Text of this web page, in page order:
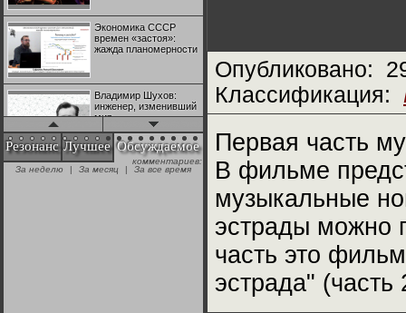
Экономика СССР
времен «застоя»:
жажда планомерности
Владимир Шухов:
инженер, изменивший
мир
"Аркадий Коц" на
эгалите-фесте "Не
Резонанс Лучшее Обсуждаемое
комментариев:
За неделю
| За месяц | За все время
Опубликовано:
Классификация:
Первая часть
В фильме
музыкальные
эстрады можно
часть это
эстрада" (часть